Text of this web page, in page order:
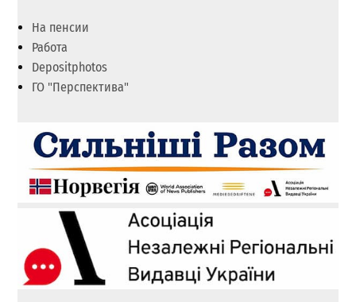
На пенсии
Работа
Depositphotos
ГО "Перспектива"